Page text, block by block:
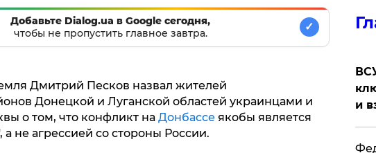
Добавьте Dialog.ua в Google сегодня,
чтобы не пропустить главное завтра.
✓
Дмитрий Песков назвал жителей
Донецкой и Луганской областей украинцами и
о том, что конфликт на Донбассеякобы является
не агрессией со стороны России.
и